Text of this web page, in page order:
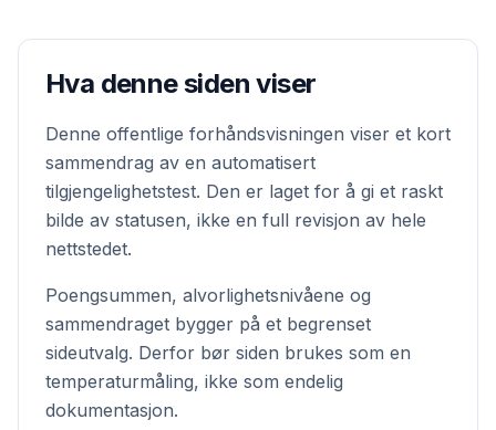
Hva denne siden viser
Denne offentlige forhåndsvisningen viser et kort
sammendrag av en automatisert
tilgjengelighetstest. Den er laget for å gi et raskt
bilde av statusen, ikke en full revisjon av hele
nettstedet.
Poengsummen, alvorlighetsnivåene og
sammendraget bygger på et begrenset
sideutvalg. Derfor bør siden brukes som en
temperaturmåling, ikke som endelig
dokumentasjon.